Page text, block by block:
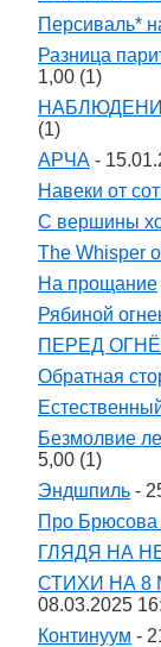
Персиваль*
Разница
1,00 (1)
(1)
АРЧА -
Навеки от
С вершины
The Whisper
На прощание
Рябиной
ПЕРЕД
Обратная
Безмолвие
5,00 (1)
Эндшпиль -
Про Брюсова
ГЛЯДЯ НА
СТИХИ НА 8
08.03.2025
Континуум -